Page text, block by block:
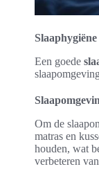
Een goede
Om de
matras en
houden, wat
verbeteren